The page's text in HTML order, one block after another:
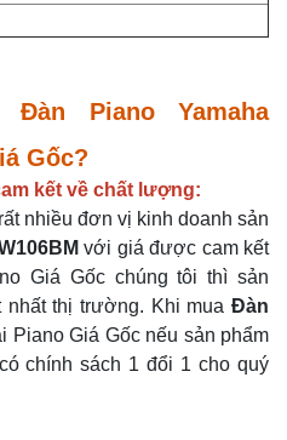
Piano Yamaha
Gốc?
kết về chất lượng:
nhiều đơn vị kinh doanh sản
với giá được cam kết
Giá Gốc chúng tôi thì sản
nhất thị trường. Khi mua Đàn
Piano Giá Gốc nếu sản phẩm
chính sách 1 đổi 1 cho quý